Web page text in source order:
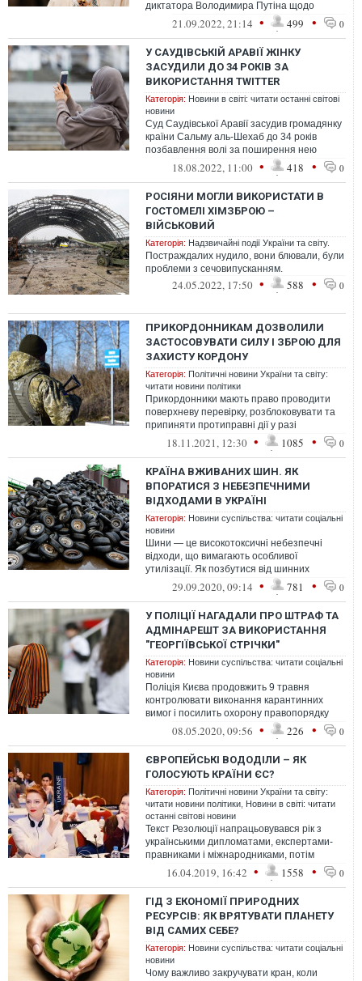
диктатора Володимира Путіна щодо
використання ядерної зброї, заявив,
21.09.2022, 21:14 • 499 • 0
У САУДІВСЬКІЙ АРАВІЇ ЖІНКУ
ЗАСУДИЛИ ДО 34 РОКІВ ЗА
ВИКОРИСТАННЯ TWITTER
Категорія: Новини в світі: читати останні світові
новини
Суд Саудівської Аравії засудив громадянку
країни Сальму аль-Шехаб до 34 років
позбавлення волі за поширення нею
тверджень саудівських дисидентів.
18.08.2022, 11:00 • 418 • 0
РОСІЯНИ МОГЛИ ВИКОРИСТАТИ В
ГОСТОМЕЛІ ХІМЗБРОЮ –
ВІЙСЬКОВИЙ
Категорія: Надзвичайні події України та світу.
Постраждалих нудило, вони блювали, були
проблеми з сечовипусканням.
24.05.2022, 17:50 • 588 • 0
ПРИКОРДОННИКАМ ДОЗВОЛИЛИ
ЗАСТОСОВУВАТИ СИЛУ І ЗБРОЮ ДЛЯ
ЗАХИСТУ КОРДОНУ
Категорія: Політичні новини України та світу:
читати новини політики
Прикордонники мають право проводити
поверхневу перевірку, розблоковувати та
припиняти протиправні дії у разі
заблокування пунктів пропуску через
18.11.2021, 12:30 • 1085 • 0
КРАЇНА ВЖИВАНИХ ШИН. ЯК
ВПОРАТИСЯ З НЕБЕЗПЕЧНИМИ
ВІДХОДАМИ В УКРАЇНІ
Категорія: Новини суспільства: читати соціальні
новини
Шини — це високотоксичні небезпечні
відходи, що вимагають особливої
утилізації. Як позбутися від шинних
звалищ, перетворивши гуму в цінний
29.09.2020, 09:14 • 781 • 0
У ПОЛІЦІЇ НАГАДАЛИ ПРО ШТРАФ ТА
АДМІНАРЕШТ ЗА ВИКОРИСТАННЯ
"ГЕОРГІЇВСЬКОЇ СТРІЧКИ"
Категорія: Новини суспільства: читати соціальні
новини
Поліція Києва продовжить 9 травня
контролювати виконання карантинних
вимог і посилить охорону правопорядку
цього дня у місті.
08.05.2020, 09:56 • 226 • 0
ЄВРОПЕЙСЬКІ ВОДОДІЛИ – ЯК
ГОЛОСУЮТЬ КРАЇНИ ЄС?
Категорія: Політичні новини України та світу:
читати новини політики Новини в світі: читати
останні світові новини
Текст Резолюції напрацьовувався рік з
українськими дипломатами, експертами-
правниками і міжнародниками, потім
правився в швейцарському секретаріаті
16.04.2019, 16:42 • 1558 • 0
ГІД З ЕКОНОМІЇ ПРИРОДНИХ
РЕСУРСІВ: ЯК ВРЯТУВАТИ ПЛАНЕТУ
ВІД САМИХ СЕБЕ?
Категорія: Новини суспільства: читати соціальні
новини
Чому важливо закручувати кран, коли